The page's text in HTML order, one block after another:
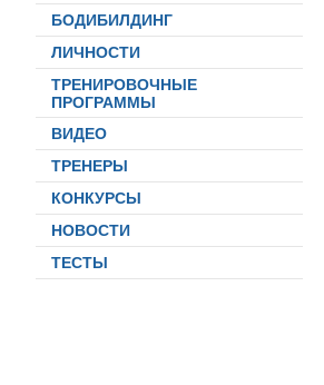
БОДИБИЛДИНГ
ЛИЧНОСТИ
ТРЕНИРОВОЧНЫЕ
ПРОГРАММЫ
ВИДЕО
ТРЕНЕРЫ
КОНКУРСЫ
НОВОСТИ
ТЕСТЫ